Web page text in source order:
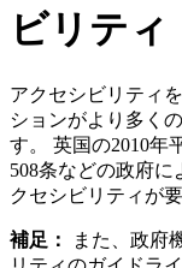
ビリティ
アクセシビリティ
ションがより多く
す。 英国の2010年
508条などの政府
クセシビリティが
補足：
また、政府